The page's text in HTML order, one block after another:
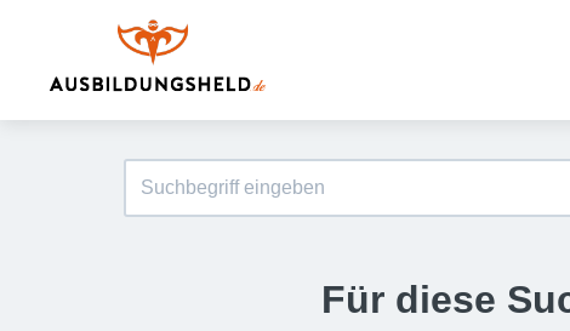
Für diese